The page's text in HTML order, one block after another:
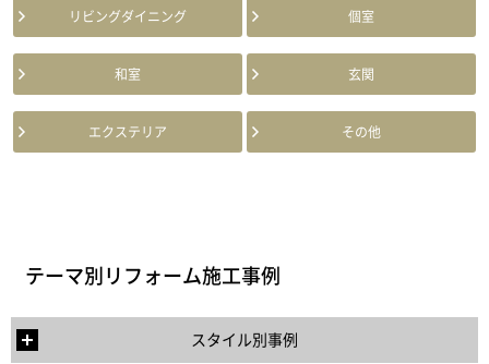
リビングダイニング 個室
和室 玄関
エクステリア その他
テーマ別リフォーム施工事例
スタイル別事例